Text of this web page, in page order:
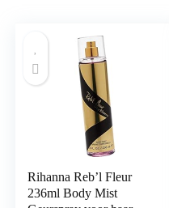
Rihanna Reb’l Fleur
236ml Body Mist